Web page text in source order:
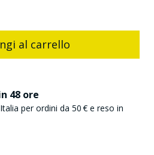
al carrello
48 ore
per ordini da 50 € e reso in